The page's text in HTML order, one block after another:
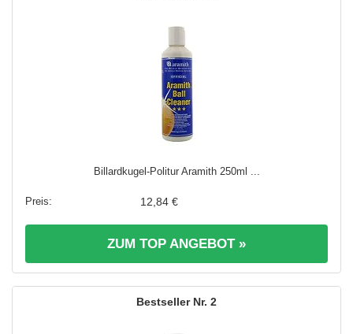
Billardkugel-Politur Aramith 250ml ...
12,84 €
ZUM TOP ANGEBOT »
2